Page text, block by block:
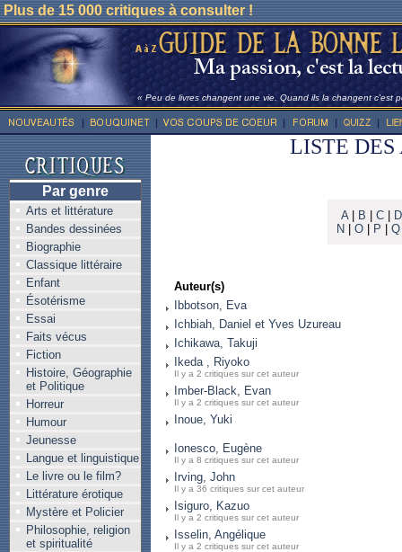
Plus de 15 000 critiques à consulter !
« Peu de livres changent une vie. Quand ils la changent c'est
Par genre
Arts et littérature
Bandes dessinées
Biographie
Classique littéraire
Enfant
Ésotérisme
Essai
Faits vécus
Fiction
Histoire, Géographie
et Politique
Horreur
Humour
Jeunesse
Langue et linguistique
Le livre ou le film?
Littérature érotique
Mystère et Policier
Philosophie, religion
et spiritualité
LISTE DES
A| B C
D
N
O| P Q
Auteur(s)
Ibbotson, Eva
Ichbiah, Daniel et Yves Uzureau
Ichikawa, Takuji
Ikeda , Riyoko
Il y a 2 critiques sur cet auteur
Imber-Black, Evan
Il y a 2 critiques sur cet auteur
Inoue, Yuki
Ionesco, Eugène
Il y a 8 critiques sur cet auteur
Irving, John
Il y a 36 critiques sur cet auteur
Isiguro, Kazuo
Il y a 2 critiques sur cet auteur
Isselin, Angélique
Il y a 2 critiques sur cet auteur